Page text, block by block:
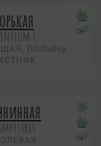
L.
ПОЛЫНЬ